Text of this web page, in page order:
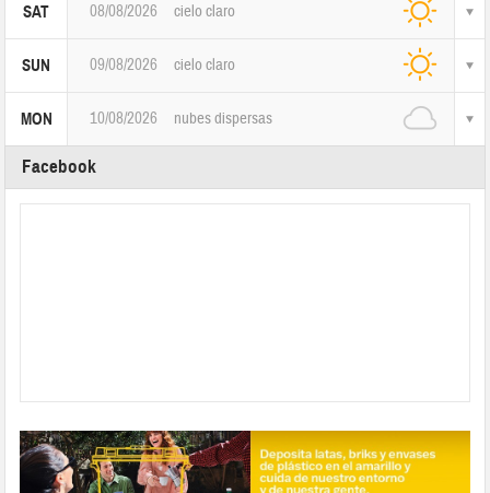
SAT 08/08/2026 cielo claro
SUN 09/08/2026 cielo claro
MON 10/08/2026 nubes dispersas
Facebook